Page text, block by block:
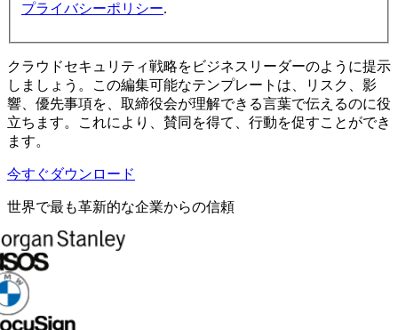
プライバシーポリシー.
クラウドセキュリティ戦略をビジネスリーダーのように提示
しましょう。この編集可能なテンプレートは、リスク、影
響、優先事項を、取締役会が理解できる言葉で伝えるのに役
立ちます。これにより、賛同を得て、行動を促すことができ
ます。
今すぐダウンロード
世界で最も革新的な企業からの信頼